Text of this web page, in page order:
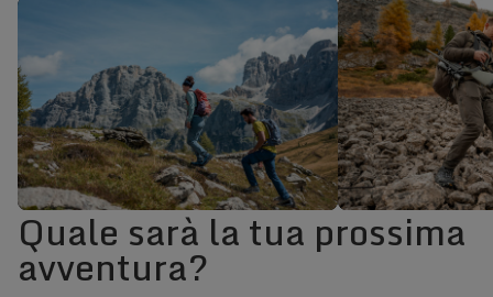
Scarpe e Scarponi
Outdoor
Scarponi da
Quale sarà la tua prossima
avventura?